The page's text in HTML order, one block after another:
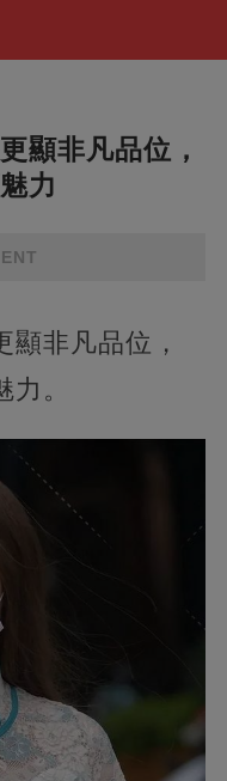
顯非凡品位，
力
非凡品位，
。